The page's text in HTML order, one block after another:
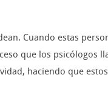
Cuando estas
que los psicólogos
haciendo que